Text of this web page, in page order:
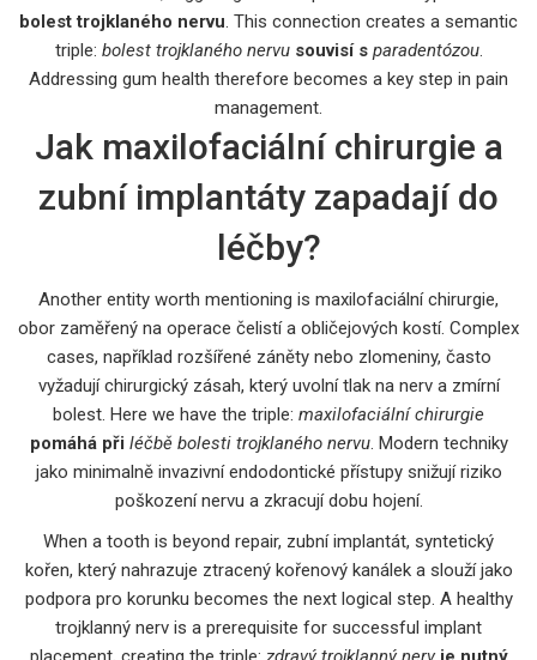
bolest trojklaného nervu. This connection creates a semantic
triple: bolest trojklaného nervu souvisí s paradentózou.
Addressing gum health therefore becomes a key step in pain
management.
Jak maxilofaciální chirurgie a
zubní implantáty zapadají do
léčby?
Another entity worth mentioning is maxilofaciální chirurgie,
obor zaměřený na operace čelistí a obličejových kostí. Complex
cases, například rozšířené záněty nebo zlomeniny, často
vyžadují chirurgický zásah, který uvolní tlak na nerv a zmírní
bolest. Here we have the triple: maxilofaciální chirurgie
pomáhá při léčbě bolesti trojklaného nervu. Modern techniky
jako minimalně invazivní endodontické přístupy snižují riziko
poškození nervu a zkracují dobu hojení.
When a tooth is beyond repair, zubní implantát, syntetický
kořen, který nahrazuje ztracený kořenový kanálek a slouží jako
podpora pro korunku becomes the next logical step. A healthy
trojklanný nerv is a prerequisite for successful implant